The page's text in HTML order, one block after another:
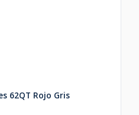
62QT Rojo Gris